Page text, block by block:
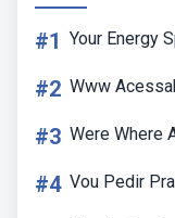
#1 Your Energy
#2 Www
#3 Were Where
#4 Vou Pedir